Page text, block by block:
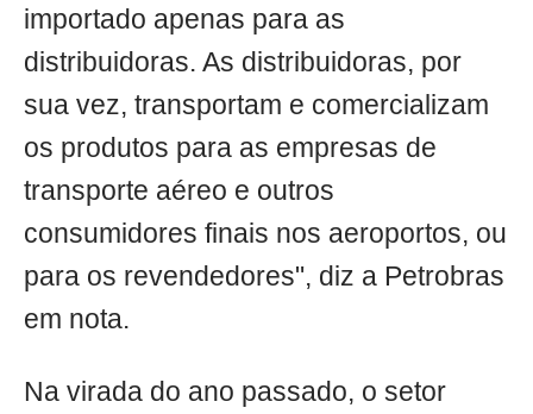
importado apenas para as
distribuidoras. As distribuidoras, por
sua vez, transportam e comercializam
os produtos para as empresas de
transporte aéreo e outros
consumidores finais nos aeroportos, ou
para os revendedores", diz a Petrobras
em nota.
Na virada do ano passado, o setor